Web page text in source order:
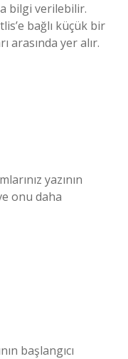
bilgi verilebilir.
bağlı küçük bir
arasında yer alır.
yazının
onu daha
başlangıcı